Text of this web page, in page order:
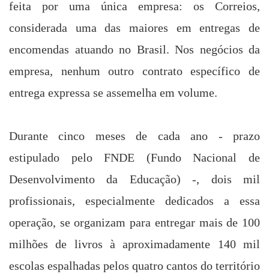
feita por uma única empresa: os Correios,
considerada uma das maiores em entregas de
encomendas atuando no Brasil. Nos negócios da
empresa, nenhum outro contrato específico de
entrega expressa se assemelha em volume.
Durante cinco meses de cada ano - prazo
estipulado pelo FNDE (Fundo Nacional de
Desenvolvimento da Educação) -, dois mil
profissionais, especialmente dedicados a essa
operação, se organizam para entregar mais de 100
milhões de livros à aproximadamente 140 mil
escolas espalhadas pelos quatro cantos do território